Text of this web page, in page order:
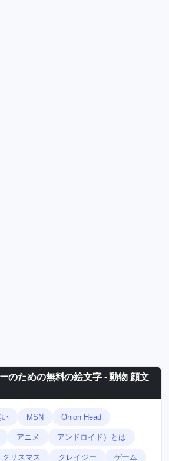
のための無料の絵文字 - 動物 顔文
い MSN Onion Head
アニメ アンドロイド）とは
クリスマス クレイジー ゲーム